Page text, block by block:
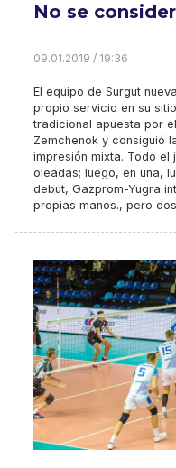
No se
09.01.2019 / 19:36
El equipo de Surgut
propio servicio en su
tradicional apuesta por
Zemchenok y consiguió
impresión mixta. Todo el
oleadas; luego, en una,
debut, Gazprom-Yugra
propias manos., pero